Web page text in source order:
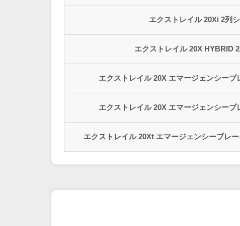
エクストレイル 20Xi 2列
エクストレイル 20X HYBRID
エクストレイル 20X エマージェンシーブ
エクストレイル 20X エマージェンシーブ
エクストレイル 20Xt エマージェンシーブレ